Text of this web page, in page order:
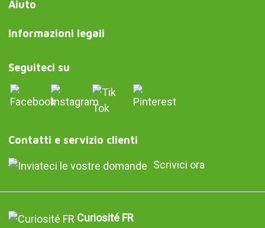
Aiuto
Informazioni legali
Seguiteci su
Contatti e servizio clienti
Scrivici ora
Curiosité FR